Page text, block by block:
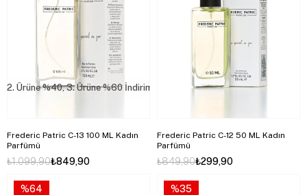
Frederic Patric C-13 100 ML Kadın
Parfümü
₺849,90
₺1.099,90
2. Ürüne %40, 3. Ürüne %60 İndirim
Frederic Patric C-12 50 ML Kadın
Parfümü
₺299,90
₺849,90
%64 %35